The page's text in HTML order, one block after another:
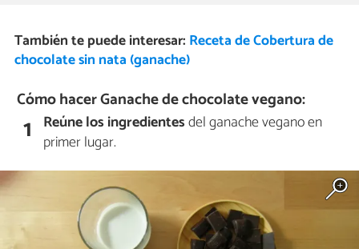
También te puede interesar: Receta de Cobertura de
chocolate sin nata (ganache)
Cómo hacer Ganache de chocolate vegano:
1 Reúne los ingredientesdel ganache vegano en
primer lugar.